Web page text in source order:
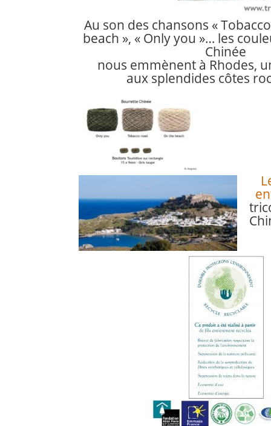
Au son des chansons «
beach », « Only you »… les
Chinée
nous emmènent à Rhodes,
aux splendides côtes